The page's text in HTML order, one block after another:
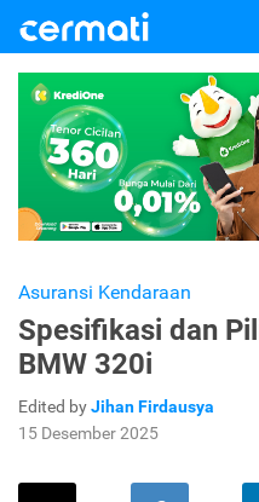
Asuransi Kendaraan
Spesifikasi dan
BMW 320i
Edited byJihan Firdausya
15 Desember 2025